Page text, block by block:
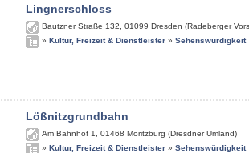
Lingnerschloss
Bautzner Straße 132 01099 Dresden (Radeberger
» Kultur, Freizeit & Dienstleister » Sehenswürdigkeit
Lößnitzgrundbahn
Am Bahnhof 1 01468 Moritzburg (Dresdner Umland)
» Kultur, Freizeit & Dienstleister » Sehenswürdigkeit